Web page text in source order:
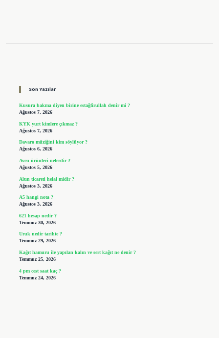
Son Yazılar
Kusura bakma diyen birine estağfirullah denir mi ?
Ağustos 7, 2026
KYK yurt kimlere çıkmaz ?
Ağustos 7, 2026
Davaro müziğini kim söylüyor ?
Ağustos 6, 2026
Aven ürünleri nelerdir ?
Ağustos 5, 2026
Altın ticareti helal midir ?
Ağustos 3, 2026
A5 hangi nota ?
Ağustos 3, 2026
621 hesap nedir ?
Temmuz 30, 2026
Uruk nedir tarihte ?
Temmuz 29, 2026
Kağıt hamuru ile yapılan kalın ve sert kağıt ne denir ?
Temmuz 25, 2026
4 pm cest saat kaç ?
Temmuz 24, 2026